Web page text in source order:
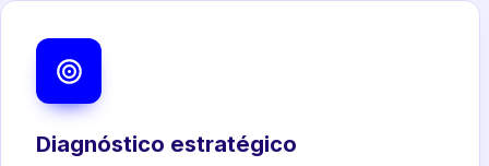
Diagnóstico estratégico